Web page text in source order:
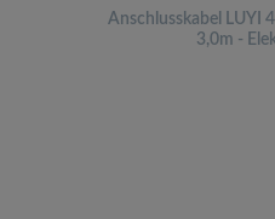
Anschlusskabel LUYI
3,0m -